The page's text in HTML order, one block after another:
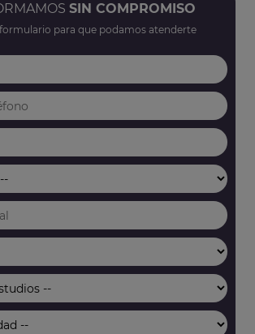
SIN COMPROMISO
formulario para que podamos atenderte